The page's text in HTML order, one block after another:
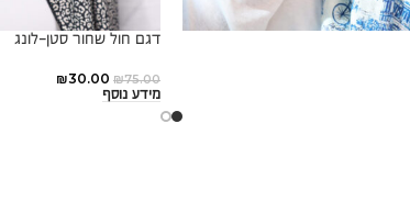
דגם חול שחור סטן-לונג
₪75.00
₪30.00
מידע נוסף